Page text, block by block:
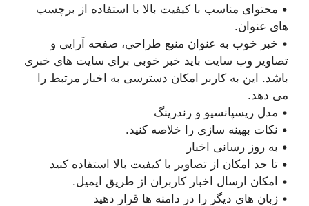
• محتوای مناسب با کیفیت بالا با استفاده از برچسب
های عنوان.
• خبر خوب به عنوان منبع طراحی، صفحه آرایی و
تصاویر وب سایت باید خبر خوبی برای سایت های خبری
باشد. این به کاربر امکان دسترسی به اخبار مرتبط را
می دهد.
• مدل ریسپانسیو و رندرینگ
• نکات بهینه سازی را خلاصه کنید.
• به روز رسانی اخبار
• تا حد امکان از تصاویر با کیفیت بالا استفاده کنید
• امکان ارسال اخبار کاربران از طریق ایمیل.
• زبان های دیگر را در دامنه ها قرار دهید